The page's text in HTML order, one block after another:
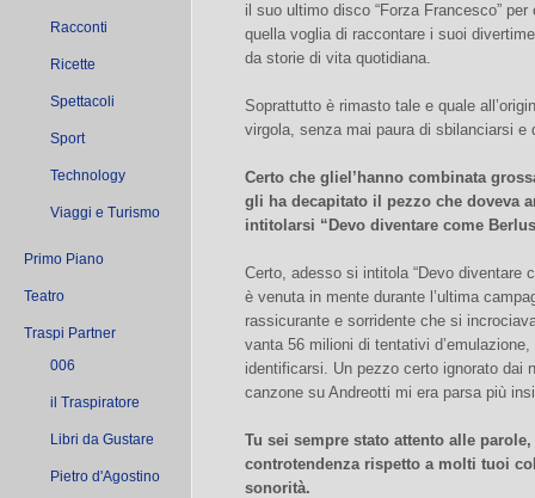
Racconti
Ricette
Spettacoli
Sport
Technology
Viaggi e Turismo
Primo Piano
Teatro
Traspi Partner
006
il Traspiratore
Libri da Gustare
Pietro d'Agostino
il suo ultimo disco “Forza Francesco”
quella voglia di raccontare i suoi
da storie di vita quotidiana.
Soprattutto è rimasto tale e quale
virgola, senza mai paura di sbilanciarsi e
Certo che gliel’hanno combinata
gli ha decapitato il pezzo che doveva
intitolarsi “Devo diventare come
Certo, adesso si intitola “Devo diventare
è venuta in mente durante l’ultima
rassicurante e sorridente che si
vanta 56 milioni di tentativi
identificarsi. Un pezzo certo ignorato
canzone su Andreotti mi era parsa più
Tu sei sempre stato attento alle
controtendenza rispetto a molti tuoi
sonorità.